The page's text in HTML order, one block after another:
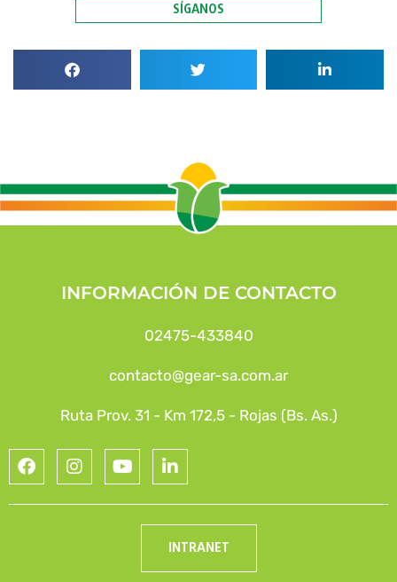
SÍGANOS
INFORMACIÓN DE CONTACTO
02475-433840
contacto@gear-sa.com.ar
Ruta Prov. 31 - Km 172,5 - Rojas (Bs. As.)
INTRANET